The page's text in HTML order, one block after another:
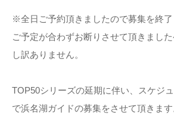
※全日ご予約頂きましたので募集を終了
ご予定が合わずお断りさせて頂きまし
し訳ありません。
TOP50シリーズの延期に伴い、スケジ
で浜名湖ガイドの募集をさせて頂きます
YouTube｜Kuro channel
メディア出演
プライバシーポリシー